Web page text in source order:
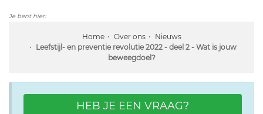
Je bent hier:
Home Over ons
Nieuws
Leefstijl- en preventie revolutie 2022 - deel 2 - Wat is jouw
beweegdoel?
HEB JE EEN VRAAG?